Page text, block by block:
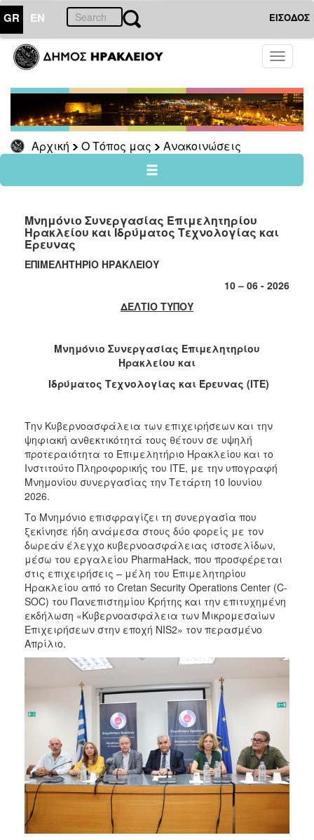
GR EN ΕΙΣΟΔΟΣ
Toggle
Αρχική Ο Τόπος μας Ανακοινώσεις
ΤΟΠΟΣ
ΜΑΣ
Ανακοινώσεις
Αρχείο
ΠΟΛΙΤΙΣΜΟΣ
ΑΝΘΕΚΤΙΚΗ
Μνημόνιο Συνεργασίας Επιμελητηρίου
Ηρακλείου και Ιδρύματος Τεχνολογίας και
Έρευνας
ΕΠΙΜΕΛΗΤΗΡΙΟ ΗΡΑΚΛΕΙΟΥ
10 – 06 - 2026
ΔΕΛΤΙΟ ΤΥΠΟΥ
Μνημόνιο Συνεργασίας Επιμελητηρίου
Ηρακλείου και
Ιδρύματος Τεχνολογίας και Έρευνας (ΙΤΕ)
Την Κυβερνοασφάλεια των επιχειρήσεων και την
ψηφιακή ανθεκτικότητά τους θέτουν σε υψηλή
προτεραιότητα το Επιμελητήριο Ηρακλείου και το
Ινστιτούτο Πληροφορικής του ΙΤΕ, με την υπογραφή
Μνημονίου συνεργασίας την Τετάρτη 10 Ιουνίου
2026.
Το Μνημόνιο επισφραγίζει τη συνεργασία που
ξεκίνησε ήδη ανάμεσα στους δύο φορείς με τον
δωρεάν έλεγχο κυβερνοασφάλειας ιστοσελίδων,
μέσω του εργαλείου PharmaHack, που προσφέρεται
στις επιχειρήσεις – μέλη του Επιμελητηρίου
Ηρακλείου από το Cretan Security Operations Center (C-
SOC) του Πανεπιστημίου Κρήτης και την επιτυχημένη
εκδήλωση «Κυβερνοασφάλεια των Μικρομεσαίων
Επιχειρήσεων στην εποχή NIS2» τον περασμένο
Απρίλιο.